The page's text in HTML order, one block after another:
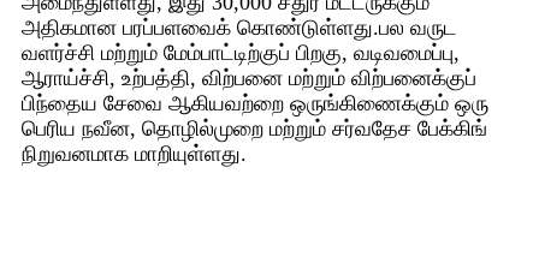
அதிகமான பரப்பளவைக் கொண்டுள்ளது.பல வருட
வளர்ச்சி மற்றும் மேம்பாட்டிற்குப் பிறகு, வடிவமைப்பு,
ஆராய்ச்சி, உற்பத்தி, விற்பனை மற்றும் விற்பனைக்குப்
பிந்தைய சேவை ஆகியவற்றை ஒருங்கிணைக்கும் ஒரு
பெரிய நவீன, தொழில்முறை மற்றும் சர்வதேச பேக்கிங்
நிறுவனமாக மாறியுள்ளது.